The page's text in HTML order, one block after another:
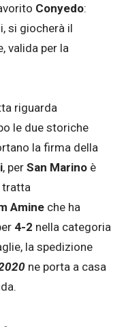
Conyedo:
si giocherà il
valida per la
riguarda
le due storiche
la firma della
, per San Marino è
tratta
Amine che ha
4-2 nella categoria
la spedizione
ne porta a casa